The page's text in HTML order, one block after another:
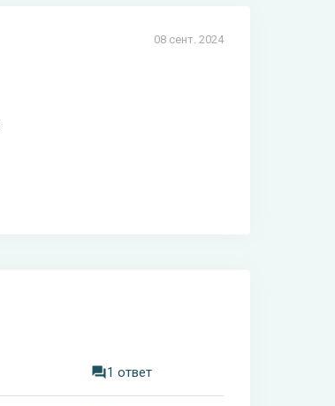
08 сент. 2024
1 ответ